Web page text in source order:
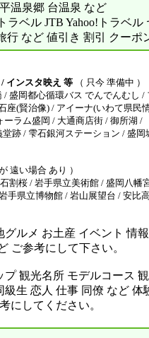
温泉郷 台温泉 など
ベル JTB Yahoo!トラベル
行 など 値引き 割引 クーポ
インスタ映え 等 （ 只今 準備中 ）
盛岡都心循環バス でんでんむし /
座(賢治像) / アイーナ(いわて県民
ラム盛岡 / 大通商店街 / 御所湖 /
跡 / 雫石銀河ステーション / 盛岡
遠い場合 あり ）
割桜 / 岩手県立美術館 / 盛岡八幡
手県立博物館 / 岩山展望台 / 安比
グルメ お土産 イベント 情
ご参考にして下さい。
観光名所 モデルコース
生 恋人 仕事 同僚 など 体
にしてください。